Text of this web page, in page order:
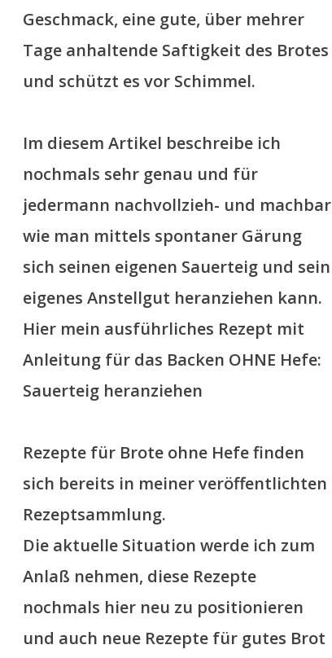
Geschmack, eine gute, über mehrer
Tage anhaltende Saftigkeit des Brotes
und schützt es vor Schimmel.
Im diesem Artikel beschreibe ich
nochmals sehr genau und für
jedermann nachvollzieh- und machbar
wie man mittels spontaner Gärung
sich seinen eigenen Sauerteig und sein
eigenes Anstellgut heranziehen kann.
Hier mein ausführliches Rezept mit
Anleitung für das Backen OHNE Hefe:
Sauerteig heranziehen
Rezepte für Brote ohne Hefe finden
sich bereits in meiner veröffentlichten
Rezeptsammlung.
Die aktuelle Situation werde ich zum
Anlaß nehmen, diese Rezepte
nochmals hier neu zu positionieren
und auch neue Rezepte für gutes Brot